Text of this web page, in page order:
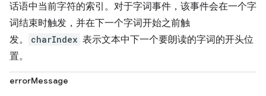
话语中当前字符的索引。对于字词事件，该事件会在一个字
词结束时触发，并在下一个字词开始之前触
发。
charIndex 表示文本中下一个要朗读的字词的开头位
置。
errorMessage